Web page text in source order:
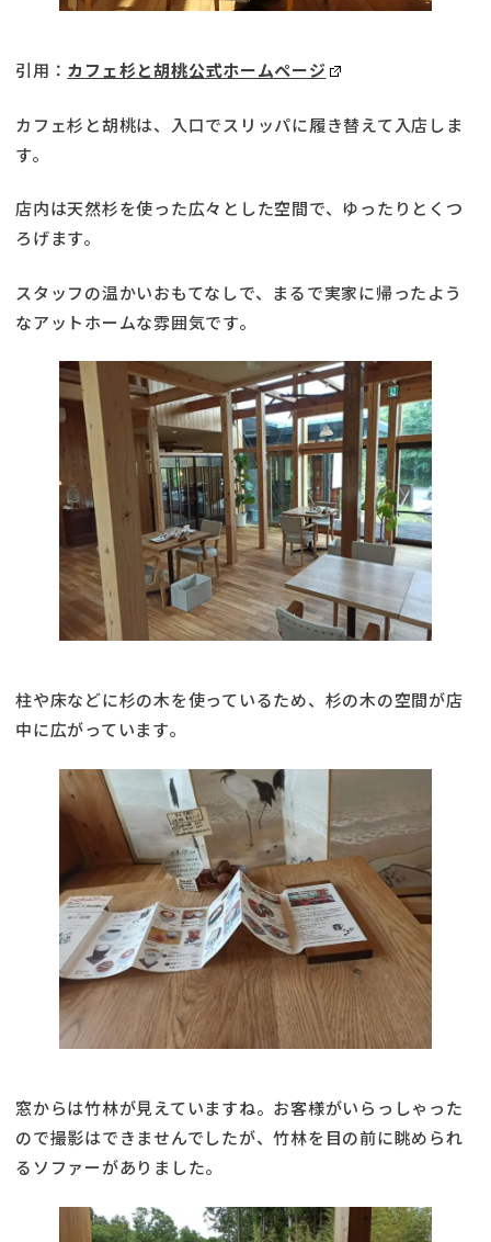
引用： カフェ杉と胡桃公式ホームページ
カフェ杉と胡桃は、入口でスリッパに履き替えて入店しま
す。
店内は天然杉を使った広々とした空間で、ゆったりとくつ
ろげます。
スタッフの温かいおもてなしで、まるで実家に帰ったよう
なアットホームな雰囲気です。
柱や床などに杉の木を使っているため、杉の木の空間が店
中に広がっています。
窓からは竹林が見えていますね。お客様がいらっしゃった
ので撮影はできませんでしたが、竹林を目の前に眺められ
るソファーがありました。